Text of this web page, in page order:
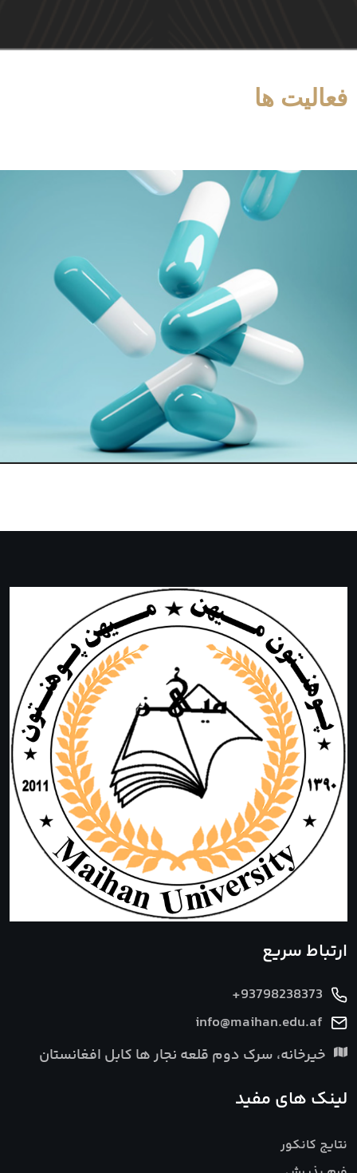
فعالیت ها
ارتباط سریع
+93798238373
info@maihan.edu.af
خیرخانه، سرک دوم قلعه نجار ها کابل افغانستان
لینک های مفید
نتایج کانکور